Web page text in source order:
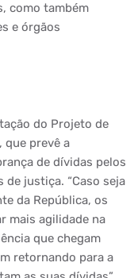
como também
e órgãos
do Projeto de
que prevê a
de dívidas pelos
justiça. “Caso seja
da República, os
mais agilidade na
que chegam
retornando para a